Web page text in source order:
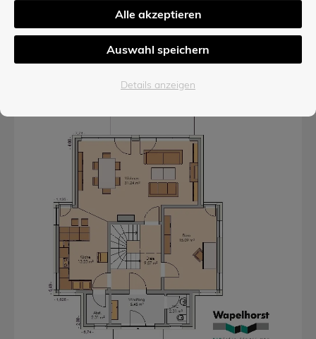
Dachneigung: 22
Alle akzeptieren
Auswahl speichern
Details anzeigen